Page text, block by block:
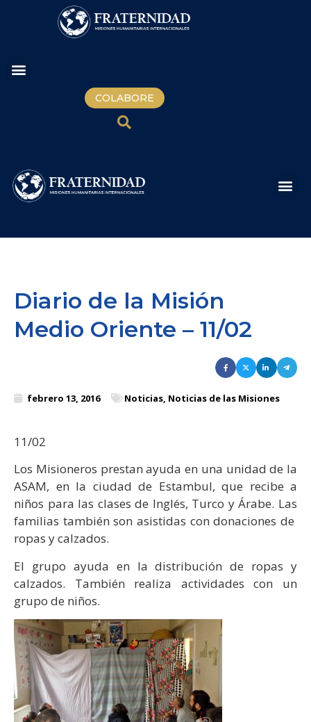
COLABORE
Diario de la Misión
Medio Oriente – 11/02
febrero 13, 2016 Noticias, Noticias de las Misiones
11/02
Los Misioneros prestan ayuda en una unidad de la
ASAM, en la ciudad de Estambul, que recibe a
niños para las clases de Inglés, Turco y Árabe. Las
familias también son asistidas con donaciones de
ropas y calzados.
El grupo ayuda en la distribución de ropas y
calzados. También realiza actividades con un
grupo de niños.